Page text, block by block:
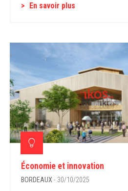
En savoir plus
Économie et innovation
BORDEAUX - 30/10/2025